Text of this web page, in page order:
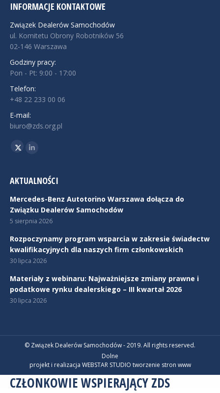
INFORMACJE KONTAKTOWE
Związek Dealerów Samochodów
ul. Komitetu Obrony Robotników 56
02-146 Warszawa
Godziny pracy:
Pon - Pt: 9:00 - 17:00
Telefon:
+48 22 233 00 06
E-mail:
biuro@zds.org.pl
Znajdź nas na:
TwitterLinkedin
AKTUALNOŚCI
Mercedes-Benz Autotorino Warszawa dołącza do
Związku Dealerów Samochodów
5 sierpnia 2026
Rozpoczynamy program wsparcia w zakresie świadectw
kwalifikacyjnych dla naszych firm członkowskich
30 lipca 2026
Materiały z webinaru: Najważniejsze zmiany prawne i
podatkowe rynku dealerskiego – III kwartał 2026
30 lipca 2026
© Związek Dealerów Samochodów - 2019. All rights reserved.
Dolne
projekt i realizacja WEBSTAR STUDIO tworzenie stron www
CZŁONKOWIE WSPIERAJĄCY ZDS